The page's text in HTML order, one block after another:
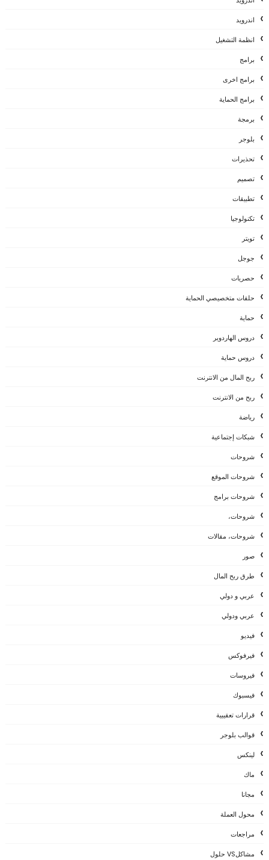
اندرويد
انظمة التشغيل
برامج
برامج اخرى
برامج الحماية
برمجة
بلوجر
تحذيرات
تصميم
تطبيقات
تكنولوجيا
تويتر
جوجل
حصريات
حلقات متخصيصي الحماية
حماية
دروس الهاردوير
دروس حماية
ربح المال من الانترنت
ربح من الانترنت
رياضة
شبكات إجتماعية
شروحات
شروحات الموقع
شروحات برامج
شروحات،
شروحات، مقالات
صور
طرق ربح المال
عربي و دولي
عربي ودولي
فيديو
فيرفوكس
فيروسات
فيسبوك
قرارات تعقيبية
قوالب بلوجر
لينكس
ماك
مجانا
محول العملة
مراجعات
مشاكلVS حلول